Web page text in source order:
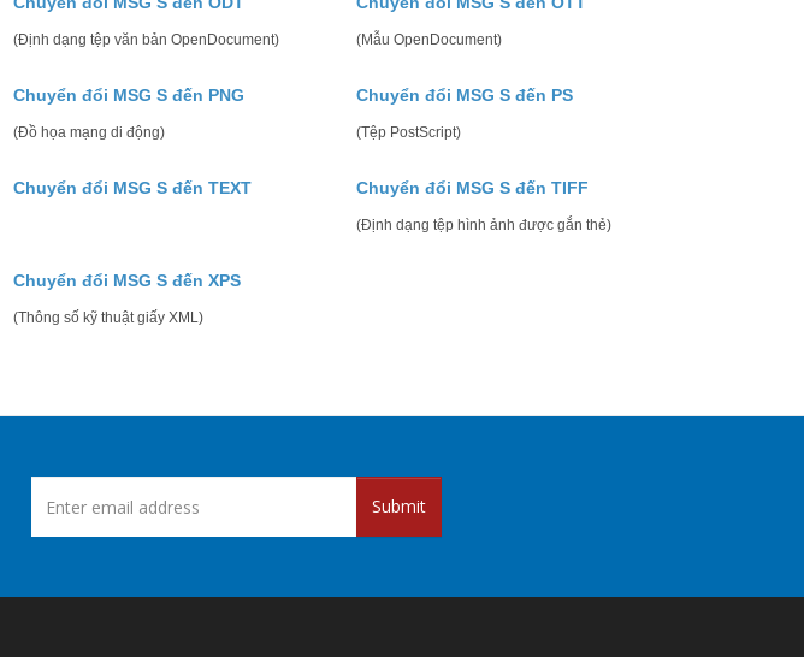
(Định dạng tệp văn bản OpenDocument) (Mẫu OpenDocument)
Chuyển đổi MSG S đến PNG
(Đồ họa mạng di động)
Chuyển đổi MSG S đến PS
(Tệp PostScript)
Chuyển đổi MSG S đến TEXT Chuyển đổi MSG S đến TIFF
(Định dạng tệp hình ảnh được gắn thẻ)
Chuyển đổi MSG S đến XPS
(Thông số kỹ thuật giấy XML)
Submit